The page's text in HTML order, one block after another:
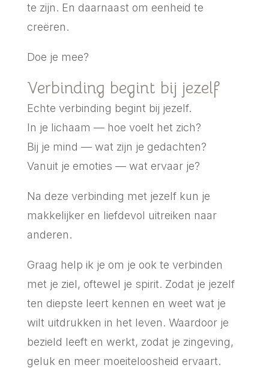
te zijn. En daarnaast om eenheid te
creëren.
Doe je mee?
Verbinding begint bij jezelf
Echte verbinding begint bij jezelf.
In je lichaam — hoe voelt het zich?
Bij je mind — wat zijn je gedachten?
Vanuit je emoties — wat ervaar je?
Na deze verbinding met jezelf kun je
makkelijker en liefdevol uitreiken naar
anderen.
Graag help ik je om je ook te verbinden
met je ziel, oftewel je spirit. Zodat je jezelf
ten diepste leert kennen en weet wat je
wilt uitdrukken in het leven. Waardoor je
bezield leeft en werkt, zodat je zingeving,
geluk en meer moeiteloosheid ervaart.